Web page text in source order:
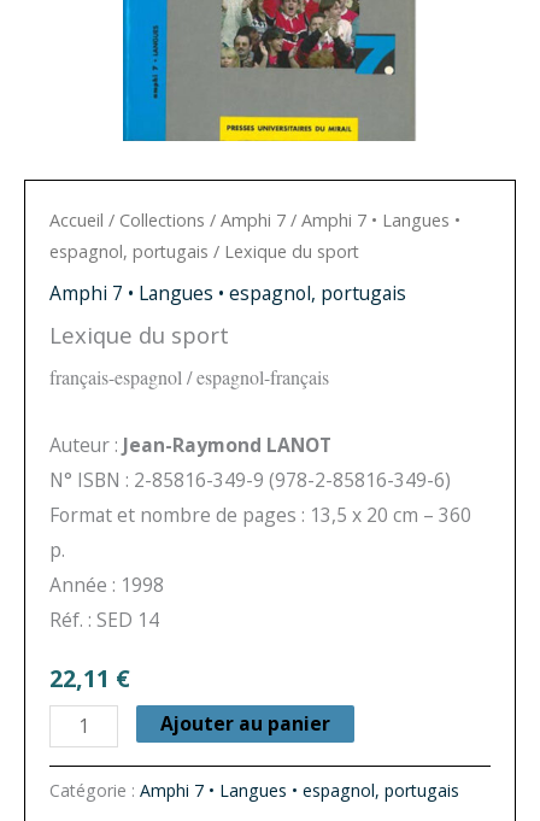
Accueil / Collections / Amphi 7 / Amphi 7 • Langues •
espagnol, portugais / Lexique du sport
Amphi 7 • Langues • espagnol, portugais
Lexique du sport
français-espagnol / espagnol-français
Auteur : Jean-Raymond LANOT
N° ISBN : 2-85816-349-9 (978-2-85816-349-6)
Format et nombre de pages : 13,5 x 20 cm – 360
p.
Année : 1998
Réf. : SED 14
22,11 €
quantité
de
Lexique
Ajouter au panier
Catégorie : Amphi 7 • Langues • espagnol, portugais